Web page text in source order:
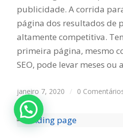
publicidade. A corrida
página dos resultados de
altamente competitiva.
primeira página, mesmo
SEO, pode levar meses ou
janeiro 7, 2020 / 0